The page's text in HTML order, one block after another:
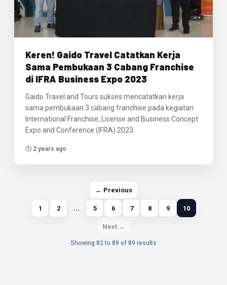
Keren! Gaido Travel Catatkan Kerja
Sama Pembukaan 3 Cabang Franchise
di IFRA Business Expo 2023
Gaido Travel and Tours sukses mencatatkan kerja
sama pembukaan 3 cabang franchise pada kegiatan
International Franchise, License and Business Concept
Expo and Conference (IFRA) 2023.
2 years ago
← Previous
1 2 ... 5 6 7 8 9 10
Next →
Showing 82 to 89 of 89 results